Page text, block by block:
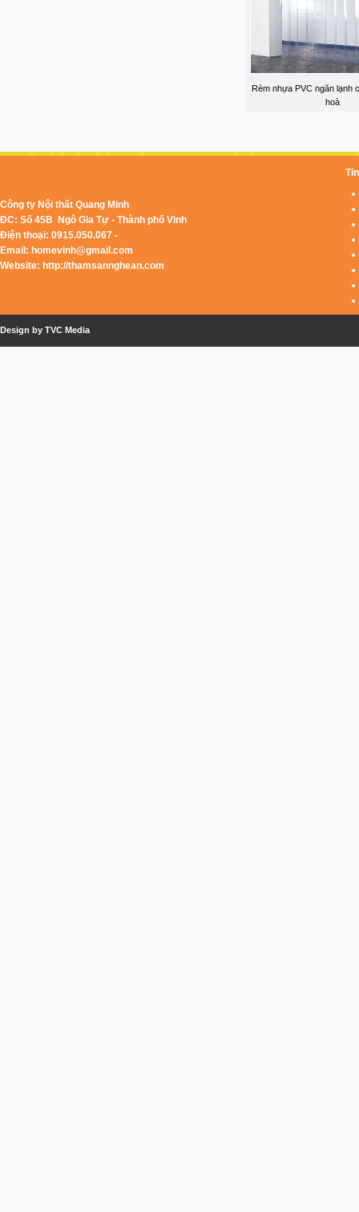
Rèm nhựa PVC ngăn lạnh
hoà
Công ty Nội thất Quang Minh
ĐC: Số 45B Ngô Gia Tự - Thành phố Vinh
Điện thoại: 0915.050.067 -
Email: homevinh@gmail.com
Website: http://thamsannghean.com
Design by TVC Media